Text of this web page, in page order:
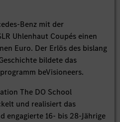
mit der
Uhlenhaut Coupés einen
Euro. Der Erlös des bislang
bildete das
beVisioneers.
The DO School
und realisiert das
engagierte 16- bis 28-Jährige